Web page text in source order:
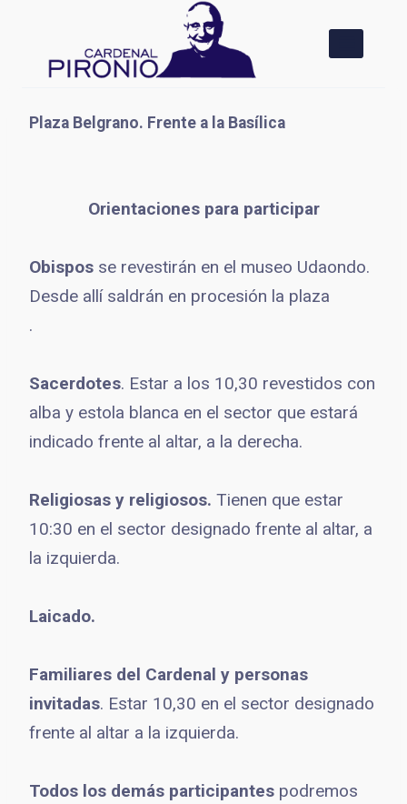
contenido
Plaza Belgrano. Frente a la Basílica
Orientaciones para participar
Obispos se revestirán en el museo Udaondo.
Desde allí saldrán en procesión la plaza
.
Sacerdotes. Estar a los 10,30 revestidos con
alba y estola blanca en el sector que estará
indicado frente al altar, a la derecha.
Religiosas y religiosos. Tienen que estar
10:30 en el sector designado frente al altar, a
la izquierda.
Laicado.
Familiares del Cardenal y personas
invitadas. Estar 10,30 en el sector designado
frente al altar a la izquierda.
Todos los demás participantes podremos